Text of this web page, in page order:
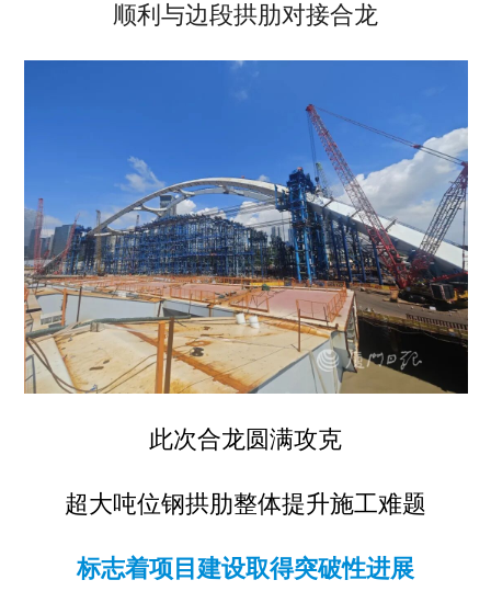
顺利与边段拱肋对接合龙
此次合龙圆满攻克
超大吨位钢拱肋整体提升施工难题
标志着项目建设取得突破性进展